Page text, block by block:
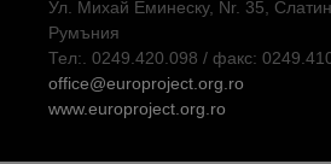
Ул. Михай Еминеску, Nr. 35,
Румъния
Тел:. 0249.420.098 / факс:
office@europroject.org.ro
www.europroject.org.ro